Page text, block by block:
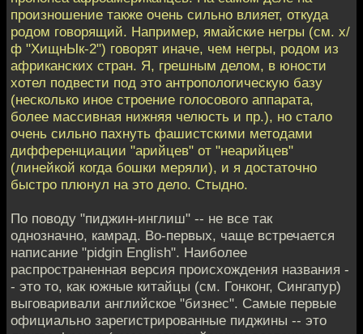
произношение также очень сильно влияет, откуда
родом говорящий. Например, ямайские негры (см. х/
ф "ХищнЫк-2") говорят иначе, чем негры, родом из
африканских стран. Я, грешным делом, в юности
хотел подвести под это антропологическую базу
(несколько иное строение голосового аппарата,
более массивная нижняя челюсть и пр.), но стало
очень сильно пахнуть фашистскими методами
дифференциации "арийцев" от "неарийцев"
(линейкой когда бошки меряли), и я достаточно
быстро плюнул на это дело. Стыдно.
По поводу "пиджин-инглиш" -- не все так
однозначно, камрад. Во-первых, чаще встречается
написание "pidgin English". Наиболее
распространенная версия происхождения названия -
- это то, как южные китайцы (см. Гонконг, Сингапур)
выговаривали английское "бизнес". Самые первые
официально зарегистрированные пиджины -- это